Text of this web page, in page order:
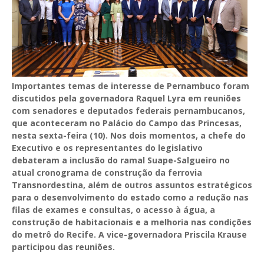
Importantes temas de interesse de Pernambuco foram
discutidos pela governadora Raquel Lyra em reuniões
com senadores e deputados federais pernambucanos,
que aconteceram no Palácio do Campo das Princesas,
nesta sexta-feira (10). Nos dois momentos, a chefe do
Executivo e os representantes do legislativo
debateram a inclusão do ramal Suape-Salgueiro no
atual cronograma de construção da ferrovia
Transnordestina, além de outros assuntos estratégicos
para o desenvolvimento do estado como a redução nas
filas de exames e consultas, o acesso à água, a
construção de habitacionais e a melhoria nas condições
do metrô do Recife. A vice-governadora Priscila Krause
participou das reuniões.